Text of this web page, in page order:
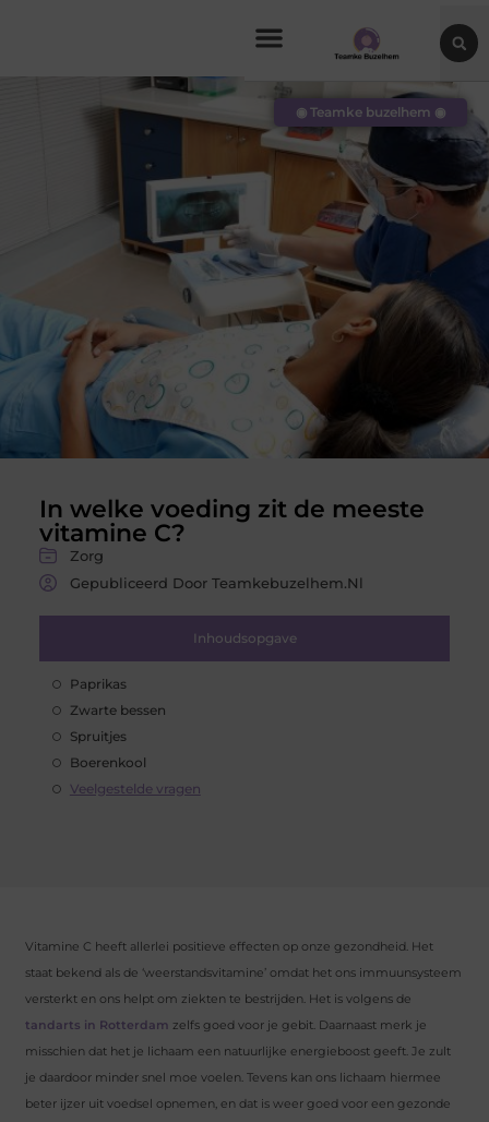
In welke voeding zit de meeste
vitamine C?
Zorg
Gepubliceerd Door Teamkebuzelhem.nl
Inhoudsopgave
Paprikas
Zwarte bessen
Spruitjes
Boerenkool
Veelgestelde vragen
◉ Teamke buzelhem ◉
Vitamine C heeft allerlei positieve effecten op onze gezondheid. Het
staat bekend als de ‘weerstandsvitamine’ omdat het ons immuunsysteem
versterkt en ons helpt om ziekten te bestrijden. Het is volgens de
tandarts in Rotterdam zelfs goed voor je gebit. Daarnaast merk je
misschien dat het je lichaam een natuurlijke energieboost geeft. Je zult
je daardoor minder snel moe voelen. Tevens kan ons lichaam hiermee
beter ijzer uit voedsel opnemen, en dat is weer goed voor een gezonde